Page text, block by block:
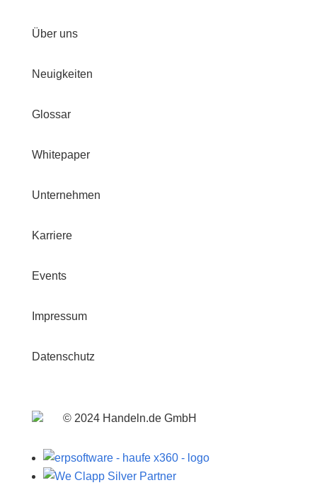
Über uns
Neuigkeiten
Glossar
Whitepaper
Unternehmen
Karriere
Events
Impressum
Datenschutz
© 2024 Handeln.de GmbH